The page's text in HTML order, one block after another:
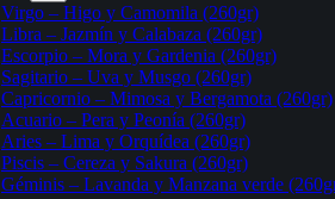
Virgo – Higo y Camomila (260gr)
Libra – Jazmín y Calabaza (260gr)
Escorpio – Mora y Gardenia (260gr)
Sagitario – Uva y Musgo (260gr)
Capricornio – Mimosa y Bergamota (260gr)
Acuario – Pera y Peonía (260gr)
Aries – Lima y Orquídea (260gr)
Piscis – Cereza y Sakura (260gr)
Géminis – Lavanda y Manzana verde